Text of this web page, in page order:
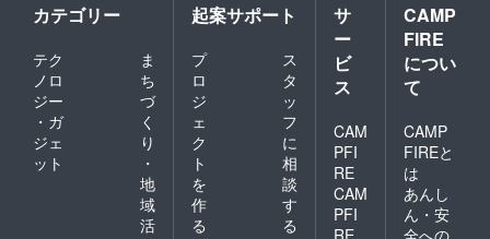
カテゴリー
テク
ノロ
ジー
・ガ
ジェ
ット
ま
ち
づ
く
り
・
地
域
活
起案サポート
プ
ロ
ジ
ェ
ク
ト
を
作
る
ス
タ
ッ
フ
に
相
談
す
る
サ
ー
ビ
ス
CAM
PFI
RE
CAM
PFI
RE
CAMP
FIRE
につい
て
CAMP
FIREと
は
あんし
ん・安
全への